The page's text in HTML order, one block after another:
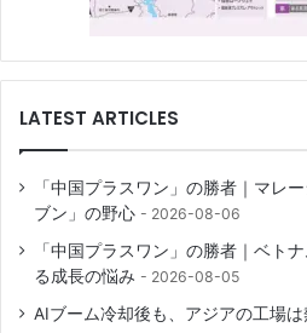
LATEST ARTICLES
「中国プラスワン」の勝者｜マレ
ブン」の野心
2026-08-06
「中国プラスワン」の勝者｜ベト
る成長の悩み
2026-08-05
AIブーム冷却後も、アジアの工場